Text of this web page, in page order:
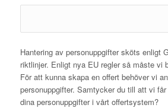
Hantering av personuppgifter sköts enligt
riktlinjer. Enligt nya EU regler så måste vi
För att kunna skapa en offert behöver vi
personuppgifter. Samtycker du till att vi
dina personuppgifter i vårt offertsystem?